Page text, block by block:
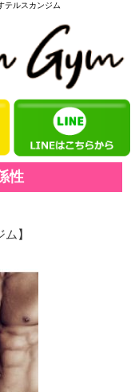
テルスカンジム
性
】